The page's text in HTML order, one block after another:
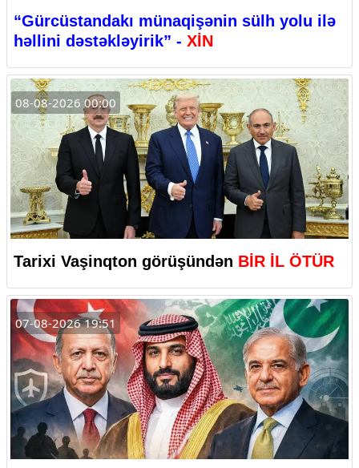
“Gürcüstandakı münaqişənin sülh yolu ilə
həllini dəstəkləyirik” - XİN
08-08-2026 00:00
Tarixi Vaşinqton görüşündən BİR İL ÖTÜR
07-08-2026 19:51